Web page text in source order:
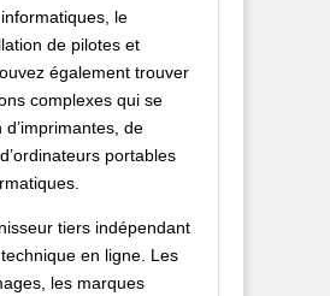
le
de pilotes et
également trouver
complexes qui se
d’imprimantes, de
portables
tiers indépendant
en ligne. Les
les marques